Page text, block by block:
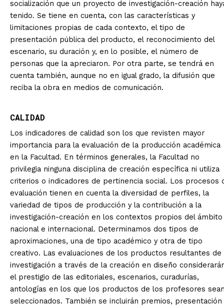
socialización que un proyecto de investigación-creación
tenido. Se tiene en cuenta, con las características y
limitaciones propias de cada contexto, el tipo de
presentación pública del producto, el reconocimiento del
escenario, su duración y, en lo posible, el número de
personas que la apreciaron. Por otra parte, se tendrá en
cuenta también, aunque no en igual grado, la difusión que
reciba la obra en medios de comunicación.
CALIDAD
Los indicadores de calidad son los que revisten mayor
importancia para la evaluación de la producción académica
en la Facultad. En términos generales, la Facultad no
privilegia ninguna disciplina de creación específica ni utiliza
criterios o indicadores de pertinencia social. Los procesos
evaluación tienen en cuenta la diversidad de perfiles, la
variedad de tipos de producción y la contribución a la
investigación-creación en los contextos propios del ámbito
nacional e internacional. Determinamos dos tipos de
aproximaciones, una de tipo académico y otra de tipo
creativo. Las evaluaciones de los productos resultantes de
investigación a través de la creación en diseño
el prestigio de las editoriales, escenarios, curadurías,
antologías en los que los productos de los profesores
seleccionados. También se incluirán premios, presentación